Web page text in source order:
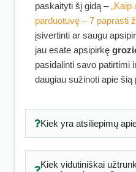
paskaityti šį gidą –„Kaip
parduotuvę – 7 paprasti
įsivertinti ar saugu
jau esate apsipirkę
pasidalinti savo patirtimi
daugiau sužinoti apie šią
Kiek yra atsiliepimų
Kiek vidutiniškai